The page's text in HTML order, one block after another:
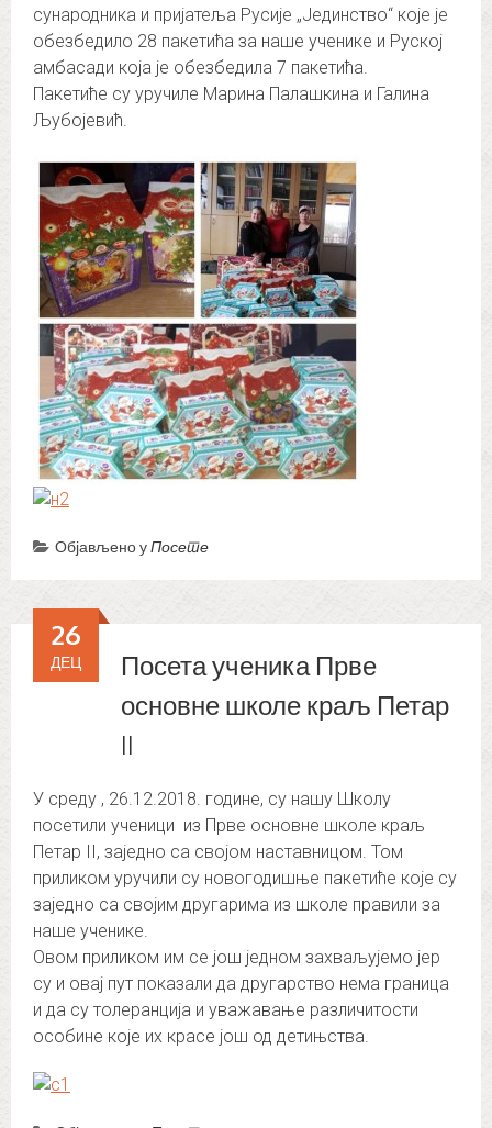
сународника и пријатеља Русије „Јединство“ које је
обезбедило 28 пакетића за наше ученике и Руској
амбасади која је обезбедила 7 пакетића.
Пакетиће су уручиле Марина Палашкина и Галина
Љубојевић.
Објављено уПосете
Посета ученика Прве
основне школе краљ Петар
II
26
ДЕЦ
У среду , 26.12.2018. године, су нашу Школу
посетили ученици из Прве основне школе краљ
Петар II, заједно са својом наставницом. Том
приликом уручили су новогодишње пакетиће које су
заједно са својим другарима из школе правили за
наше ученике.
Овом приликом им се још једном захваљујемо јер
су и овај пут показали да другарство нема граница
и да су толеранција и уважавање различитости
особине које их красе још од детињства.